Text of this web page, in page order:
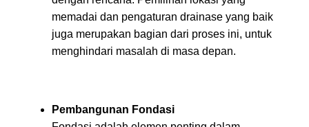
memadai dan pengaturan drainase yang baik
juga merupakan bagian dari proses ini, untuk
menghindari masalah di masa depan.
Pembangunan Fondasi